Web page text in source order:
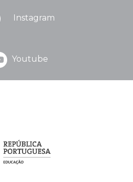
Instagram
Youtube